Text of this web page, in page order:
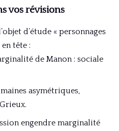
vos révisions
d’étude « personnages
tête :
de Manon : sociale
asymétriques,
engendre marginalité